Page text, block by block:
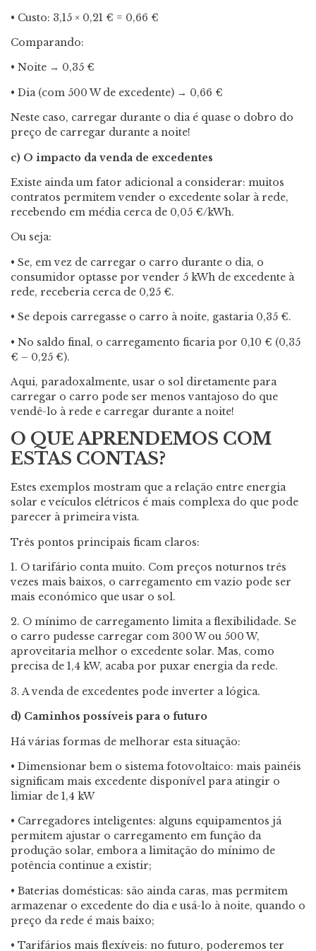
• Custo: 3,15 × 0,21 € = 0,66 €
Comparando:
• Noite → 0,35 €
• Dia (com 500 W de excedente) → 0,66 €
Neste caso, carregar durante o dia é quase o dobro do
preço de carregar durante a noite!
c) O impacto da venda de excedentes
Existe ainda um fator adicional a considerar: muitos
contratos permitem vender o excedente solar à rede,
recebendo em média cerca de 0,05 €/kWh.
Ou seja:
• Se, em vez de carregar o carro durante o dia, o
consumidor optasse por vender 5 kWh de excedente à
rede, receberia cerca de 0,25 €.
• Se depois carregasse o carro à noite, gastaria 0,35 €.
• No saldo final, o carregamento ficaria por 0,10 € (0,35
€ – 0,25 €).
Aqui, paradoxalmente, usar o sol diretamente para
carregar o carro pode ser menos vantajoso do que
vendê-lo à rede e carregar durante a noite!
O QUE APRENDEMOS COM
ESTAS CONTAS?
Estes exemplos mostram que a relação entre energia
solar e veículos elétricos é mais complexa do que pode
parecer à primeira vista.
Três pontos principais ficam claros:
1. O tarifário conta muito. Com preços noturnos três
vezes mais baixos, o carregamento em vazio pode ser
mais económico que usar o sol.
2. O mínimo de carregamento limita a flexibilidade. Se
o carro pudesse carregar com 300 W ou 500 W,
aproveitaria melhor o excedente solar. Mas, como
precisa de 1,4 kW, acaba por puxar energia da rede.
3. A venda de excedentes pode inverter a lógica.
d) Caminhos possíveis para o futuro
Há várias formas de melhorar esta situação:
• Dimensionar bem o sistema fotovoltaico: mais painéis
significam mais excedente disponível para atingir o
limiar de 1,4 kW
• Carregadores inteligentes: alguns equipamentos já
permitem ajustar o carregamento em função da
produção solar, embora a limitação do mínimo de
potência continue a existir;
• Baterias domésticas: são ainda caras, mas permitem
armazenar o excedente do dia e usá-lo à noite, quando o
preço da rede é mais baixo;
• Tarifários mais flexíveis: no futuro, poderemos ter